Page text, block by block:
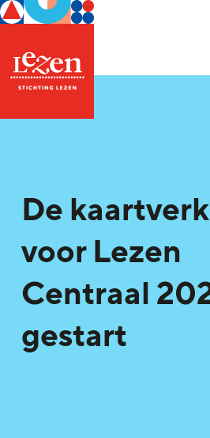
De
voor Lezen
Centraal
gestart